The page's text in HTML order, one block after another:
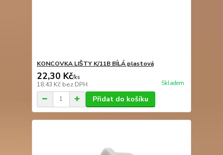
KONCOVKA LIŠTY K/11B BÍLÁ plastová
22,30 Kč/ks
18,43 Kč bez DPH Skladem
Přidat do košíku